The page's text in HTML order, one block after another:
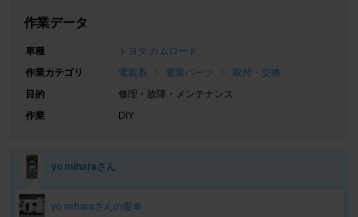
作業データ
車種
トヨタ カムロード
作業カテゴリ
電装系 電装パーツ
取付・交換
目的
修理・故障・メンテナンス
作業
DIY
yo miharaさん
yo miharaさんの愛車